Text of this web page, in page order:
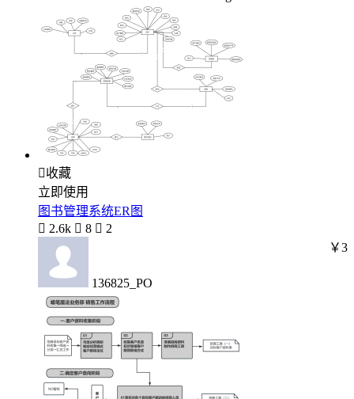
收藏
立即使用
图书管理系统ER图
 2.6k  8  2
136825_PO
￥3